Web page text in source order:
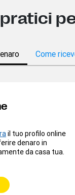
Come
il tuo profilo online
denaro in
da casa tua.